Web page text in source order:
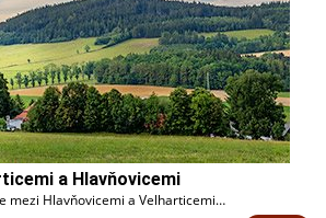
a Hlavňovicemi
mezi Hlavňovicemi a Velharticemi…